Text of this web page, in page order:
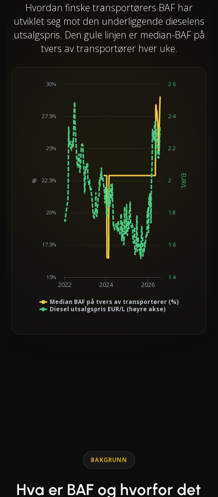
Hvordan finske transportørers BAF har
utviklet seg mot den underliggende dieselens
utsalgspris. Den gule linjen er median-BAF på
tvers av transportører hver uke.
Line chart with 2 lines.
% EUR/L
Median BAF på tvers av transportører (%)
Diesel utsalgspris EUR/L (høyre akse)
2022 2024 2026
15%
17.5%
20%
22.5%
25%
27.5%
30%
1.4
1.6
1.8
2
2.2
2.4
2.6
BAKGRUNN
Hva er BAF og hvorfor det